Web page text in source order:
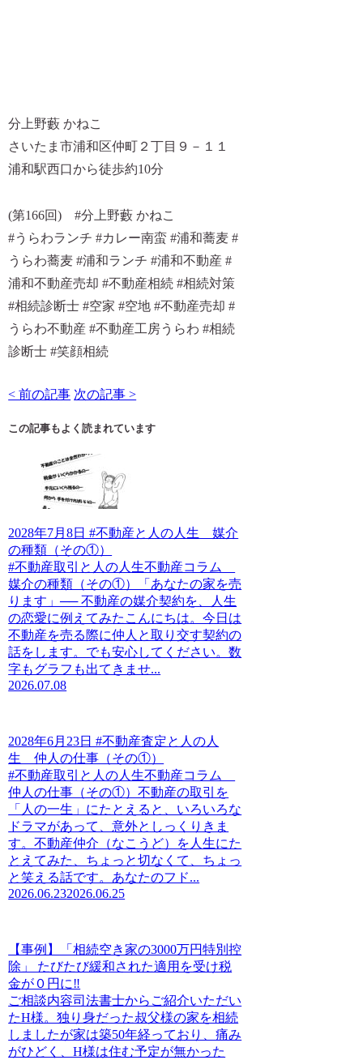
分上野藪 かねこ
さいたま市浦和区仲町２丁目９－１１
浦和駅西口から徒歩約10分
(第166回) #分上野藪 かねこ
#うらわランチ #カレー南蛮 #浦和蕎麦 #
うらわ蕎麦 #浦和ランチ #浦和不動産 #
浦和不動産売却 #不動産相続 #相続対策
#相続診断士 #空家 #空地 #不動産売却 #
うらわ不動産 #不動産工房うらわ #相続
診断士 #笑顔相続
< 前の記事 次の記事 >
この記事もよく読まれています
2028年7月8日 #不動産と人の人生 媒介
の種類（その①）
#不動産取引と人の人生不動産コラム
媒介の種類（その①）「あなたの家を売
ります」── 不動産の媒介契約を、人生
の恋愛に例えてみたこんにちは。今日は
不動産を売る際に仲人と取り交す契約の
話をします。でも安心してください。数
字もグラフも出てきませ...
2026.07.08
2028年6月23日 #不動産査定と人の人
生 仲人の仕事（その①）
#不動産取引と人の人生不動産コラム
仲人の仕事（その①）不動産の取引を
「人の一生」にたとえると、いろいろな
ドラマがあって、意外としっくりきま
す。不動産仲介（なこうど）を人生にた
とえてみた、ちょっと切なくて、ちょっ
と笑える話です。あなたのフド...
2026.06.232026.06.25
【事例】「相続空き家の3000万円特別控
除」 たびたび緩和された適用を受け税
金が０円に‼
ご相談内容司法書士からご紹介いただい
たH様。独り身だった叔父様の家を相続
しましたが家は築50年経っており、痛み
がひどく、H様は住む予定が無かった